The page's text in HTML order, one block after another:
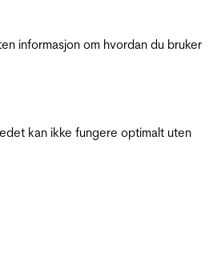
informasjon om hvordan du bruker
kan ikke fungere optimalt uten